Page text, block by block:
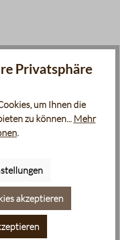
Privatsphäre
um Ihnen die
zu können... Mehr
.
akzeptieren